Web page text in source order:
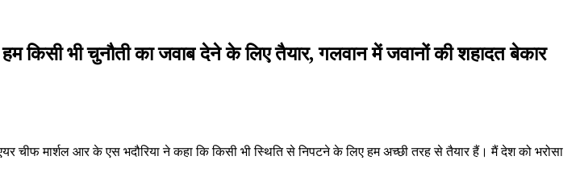
किसी भी चुनौती का जवाब देने के लिए तैयार, गलवान में जवानों की शहादत बेकार
चीफ मार्शल आर के एस भदौरिया ने कहा कि किसी भी स्थिति से निपटने के लिए हम अच्छी तरह से तैयार हैं। मैं देश को भरोसा